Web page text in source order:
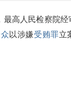
高人民检察院经
以涉嫌受贿罪立